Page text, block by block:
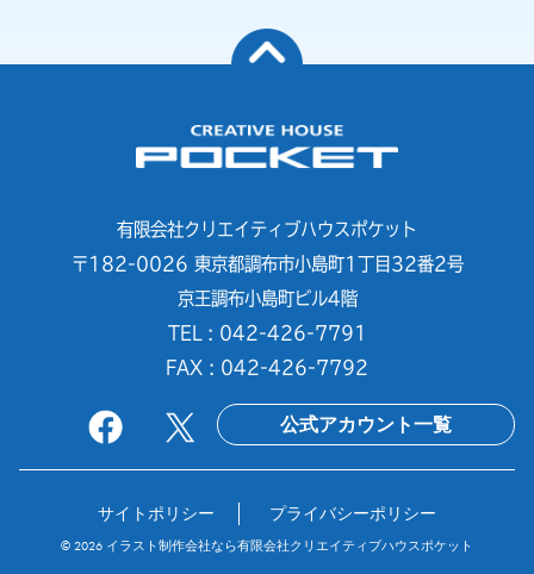
有限会社クリエイティブハウスポケット
〒182-0026 東京都調布市小島町1丁目32番2号
京王調布小島町ビル4階
TEL : 042-426-7791
FAX : 042-426-7792
公式アカウント一覧
サイトポリシー プライバシーポリシー
© 2026 イラスト制作会社なら有限会社クリエイティブハウスポケット